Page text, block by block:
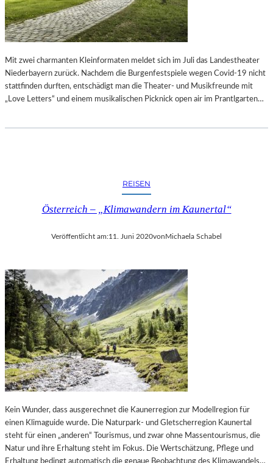
K
A
U
2
0
2
5
P
T
E
E
M
E
I
N
S
C
H
A
F
Mit zwei charmanten Kleinformaten meldet sich im Juli das Landestheater
Niederbayern zurück. Nachdem die Burgenfestspiele wegen Covid-19 nicht
stattfinden durften, entschädigt man die Theater- und Musikfreunde mit
„Love Letters“ und einem musikalischen Picknick open air im Prantlgarten…
REISEN
Österreich – „Klimawandern im Kaunertal“
Veröffentlicht am:11. Juni 2020vonMichaela Schabel
Kein Wunder, dass ausgerechnet die Kaunerregion zur Modellregion für
einen Klimaguide wurde. Die Naturpark- und Gletscherregion Kaunertal
steht für einen „anderen“ Tourismus, und zwar ohne Massentourismus, die
Natur und ihre Erhaltung steht im Fokus. Die Wertschätzung, Pflege und
Erhaltung bedingt automatisch die genaue Beobachtung des Klimawandels…